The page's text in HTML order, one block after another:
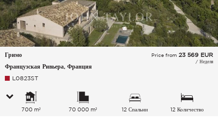
Гримо
Французская Ривьера, Франция
Price from 23 569 EUR
/ Неделя
L0823ST
700 m² 70 000 m² 12 Спальни
12 Количество